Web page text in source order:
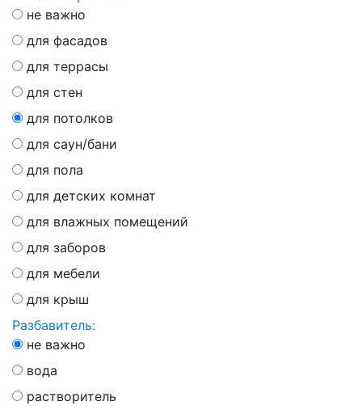
не важно
для фасадов
для террасы
для стен
для потолков
для саун/бани
для пола
для детских комнат
для влажных помещений
для заборов
для мебели
для крыш
Разбавитель:
не важно
вода
растворитель